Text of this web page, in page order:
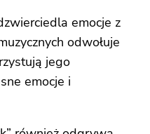
emocje z
odwołuje
jego
emocje i